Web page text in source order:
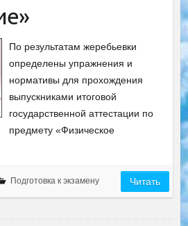
По результатам жеребьевки
определены упражнения и
нормативы для прохождения
выпускниками итоговой
государственной аттестации по
предмету «Физическое
Подготовка к экзамену Читать